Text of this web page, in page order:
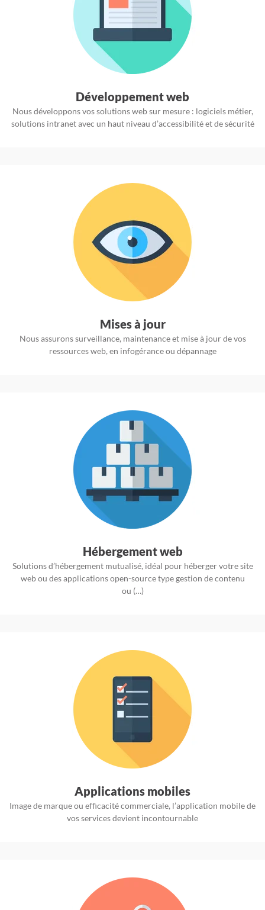
Développement web
Nous développons vos solutions web sur mesure : logiciels métier,
solutions intranet avec un haut niveau d’accessibilité et de sécurité
Mises à jour
Nous assurons surveillance, maintenance et mise à jour de vos
ressources web, en infogérance ou dépannage
Hébergement web
Solutions d’hébergement mutualisé, idéal pour héberger votre site
web ou des applications open-source type gestion de contenu
ou (…)
Applications mobiles
Image de marque ou efficacité commerciale, l’application mobile de
vos services devient incontournable